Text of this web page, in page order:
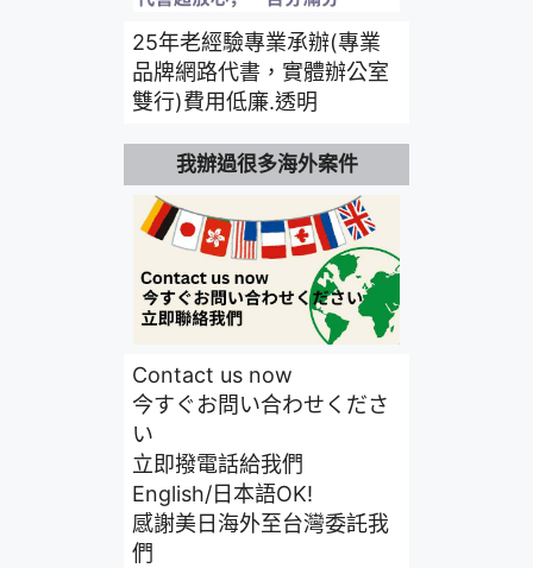
25年老經驗專業承辦(專業
品牌網路代書，實體辦公室
雙行)費用低廉.透明
我辦過很多海外案件
Contact us now
今すぐお問い合わせくださ
い
立即撥電話給我們
English/日本語OK!
感謝美日海外至台灣委託我
們